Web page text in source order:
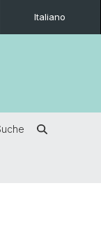
Italiano